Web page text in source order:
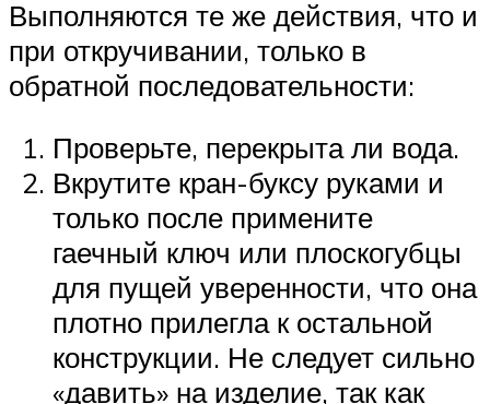
Выполняются те же действия, что и
при откручивании, только в
обратной последовательности:
Проверьте, перекрыта ли вода.
Вкрутите кран-буксу руками и
только после примените
гаечный ключ или плоскогубцы
для пущей уверенности, что она
плотно прилегла к остальной
конструкции. Не следует сильно
«давить» на изделие, так как